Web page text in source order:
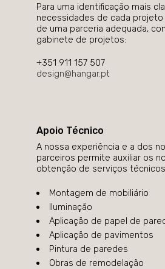
Para uma identificação mais
necessidades de cada
de uma parceria adequada,
gabinete de projetos:
+351 911 157 507
design@hangar.pt
Apoio Técnico
A nossa experiência e a dos
parceiros permite auxiliar os
obtenção de serviços
Montagem de mobiliário
Iluminação
Aplicação de papel de
Aplicação de pavimentos
Pintura de paredes
Obras de remodelação